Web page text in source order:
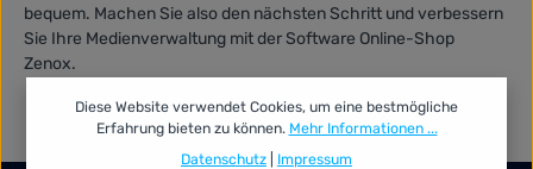
bequem. Machen Sie also den nächsten Schritt und verbessern
Sie Ihre Medienverwaltung mit der Software Online-Shop
Zenox.
Diese Website verwendet Cookies, um eine bestmögliche
Erfahrung bieten zu können. Mehr Informationen ...
Datenschutz
Impressum